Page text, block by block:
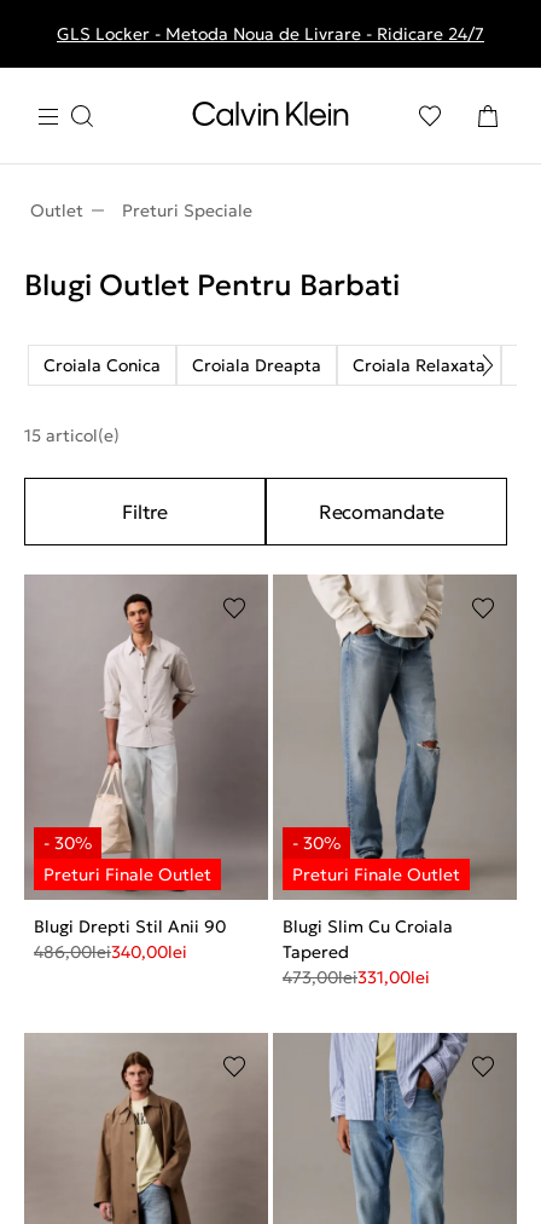
Livrare gratuita la comenzile de peste 250 RON
GLS Locker - Metoda Noua de Livrare - Ridicare 24/7
Outlet Preturi Speciale
Blugi Outlet Pentru Barbati
Croiala Conica Croiala Dreapta Croiala Relaxata
15 articol(e)
Filtre Recomandate
Blugi Drepti Stil Anii 90
486,00lei340,00lei
Blugi Slim Cu Croiala
Tapered
473,00lei331,00lei